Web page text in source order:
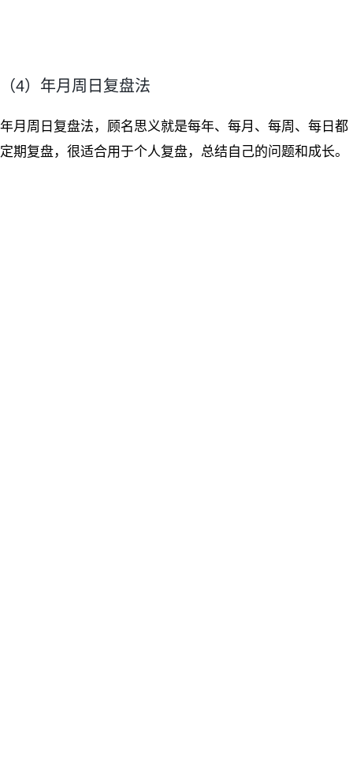
（4）年月周日复盘法
年月周日复盘法，顾名思义就是每年、每月、每周、每日都
定期复盘，很适合用于个人复盘，总结自己的问题和成长。